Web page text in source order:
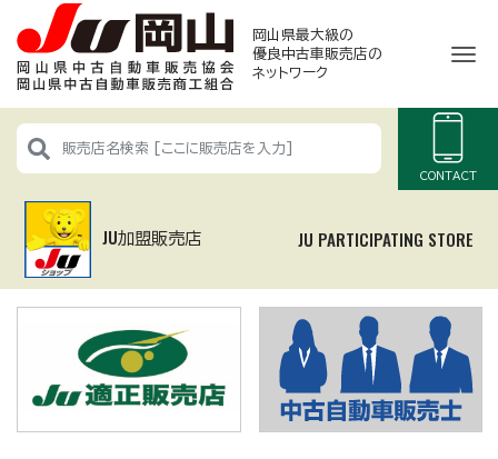
岡山県最大級の
優良中古車販売店の
ネットワーク
CONTACT
ナ
JU加盟販売店 JU PARTICIPATING STORE